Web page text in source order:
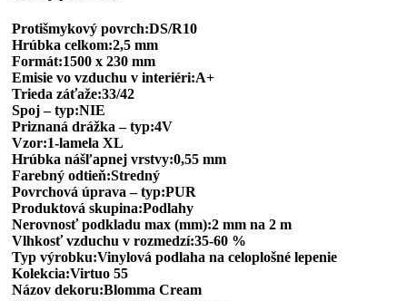
Protišmykový povrch:DS/R10
Hrúbka celkom:2,5 mm
Formát:1500 x 230 mm
Emisie vo vzduchu v interiéri:A+
Trieda záťaže:33/42
Spoj – typ:NIE
Priznaná drážka – typ:4V
Vzor:1-lamela XL
Hrúbka nášľapnej vrstvy:0,55 mm
Farebný odtieň:Stredný
Povrchová úprava – typ:PUR
Produktová skupina:Podlahy
Nerovnosť podkladu max (mm):2 mm na 2 m
Vlhkosť vzduchu v rozmedzí:35-60 %
Typ výrobku:Vinylová podlaha na celoplošné lepenie
Kolekcia:Virtuo 55
Názov dekoru:Blomma Cream